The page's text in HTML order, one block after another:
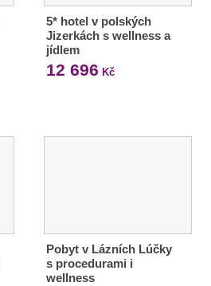
5* hotel v polských
Jizerkách s wellness a
jídlem
12 696 Kč
Pobyt v Lázních Lúčky
s procedurami i
wellness